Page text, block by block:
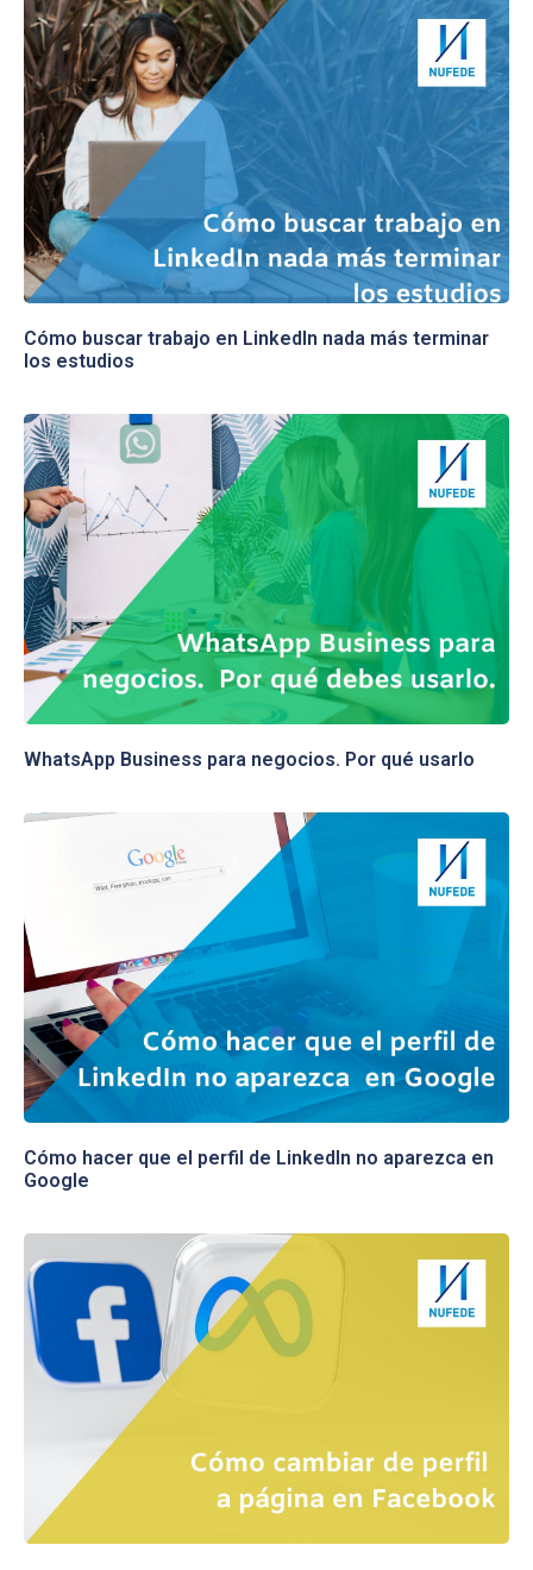
Cómo buscar trabajo en LinkedIn nada más terminar
los estudios
WhatsApp Business para negocios. Por qué usarlo
Cómo hacer que el perfil de LinkedIn no aparezca en
Google